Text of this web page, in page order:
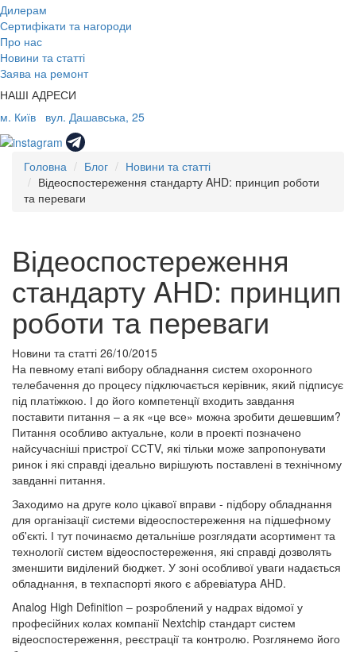
Дилерам
Сертифікати та нагороди
Про нас
Новини та статті
Заява на ремонт
НАШІ АДРЕСИ
м. Київ
вул. Дашавська, 25
Головна Блог
Новини та статті
Відеоспостереження стандарту AHD: принцип роботи
та переваги
Відеоспостереження
стандарту AHD: принцип
роботи та переваги
Новини та статті 26/10/2015
На певному етапі вибору обладнання систем охоронного
телебачення до процесу підключається керівник, який підписує
під платіжкою. І до його компетенції входить завдання
поставити питання – а як «це все» можна зробити дешевшим?
Питання особливо актуальне, коли в проекті позначено
найсучасніші пристрої ССTV, які тільки може запропонувати
ринок і які справді ідеально вирішують поставлені в технічному
завданні питання.
Заходимо на друге коло цікавої вправи - підбору обладнання
для організації системи відеоспостереження на підшефному
об'єкті. І тут починаємо детальніше розглядати асортимент та
технології систем відеоспостереження, які справді дозволять
зменшити виділений бюджет. У зоні особливої уваги надається
обладнання, в техпаспорті якого є абревіатура AHD.
Analog High Definition – розроблений у надрах відомої у
професійних колах компанії Nextchip стандарт систем
відеоспостереження, реєстрації та контролю. Розглянемо його